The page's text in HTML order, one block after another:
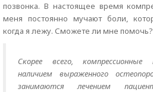
позвонка. В настоящее время
меня постоянно мучают боли,
когда я лежу. Сможете ли мне помочь?
Скорее всего, компрессионные
наличием выраженного
занимаются лечением